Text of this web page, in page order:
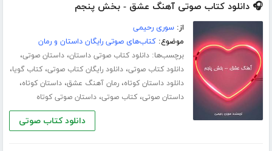
🎧 دانلود کتاب صوتی آهنگ عشق - بخش پنجم
از:سوری رحیمی
موضوع:کتاب‌های صوتی رایگان داستان و رمان
برچسب‌ها:دانلود کتاب صوتی داستان،داستان صوتی،
دانلود کتاب صوتی،دانلود رایگان کتاب صوتی،کتاب گویا،
دانلود داستان کوتاه،رمان آهنگ عشق،داستان کوتاه،
داستان صوتی،کتاب صوتی،داستان صوتی کوتاه
دانلود کتاب صوتی